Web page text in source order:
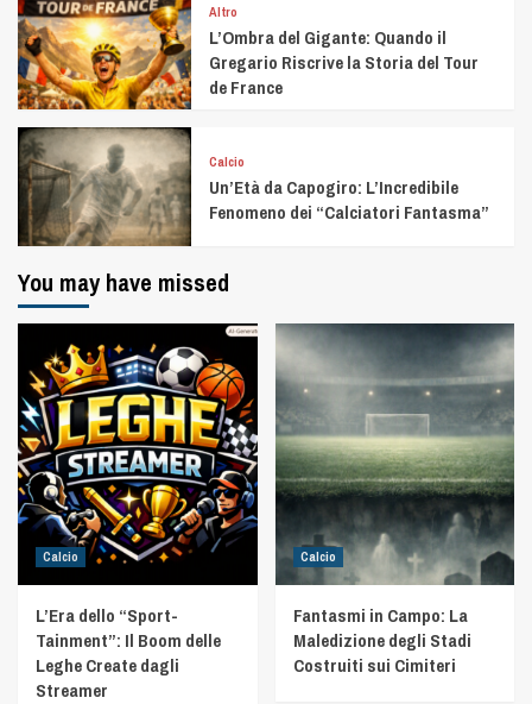
Altro
L’Ombra del Gigante: Quando il
Gregario Riscrive la Storia del Tour
de France
Calcio
Un’Età da Capogiro: L’Incredibile
Fenomeno dei “Calciatori Fantasma”
You may have missed
Calcio
L’Era dello “Sport-
Tainment”: Il Boom delle
Leghe Create dagli
Streamer
Calcio
Fantasmi in Campo: La
Maledizione degli Stadi
Costruiti sui Cimiteri